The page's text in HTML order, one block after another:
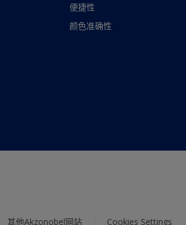
便捷性
颜色准确性
其他Akzonobel网站 Cookies Settings